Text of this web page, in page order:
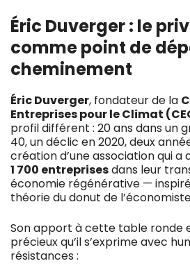
Éric Duverger : le
comme point de
cheminement
Éric Duverger, fondateur de la
Entreprises pour le Climat
profil différent : 20 ans dans un
40, un déclic en 2020, deux
création d’une association qui
1 700 entreprisesdans leur
économie régénérative —
théorie du donut de
Son apport à cette table ronde
précieux qu’il s’exprime avec
résistances :